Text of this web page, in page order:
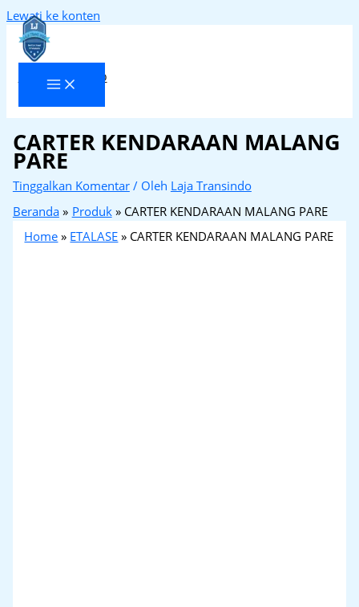
Lewati ke konten
Laja Transindo
CARTER KENDARAAN MALANG
PARE
Tinggalkan Komentar / Oleh Laja Transindo
Beranda
Produk
CARTER KENDARAAN MALANG PARE
Home » ETALASE » CARTER KENDARAAN MALANG PARE